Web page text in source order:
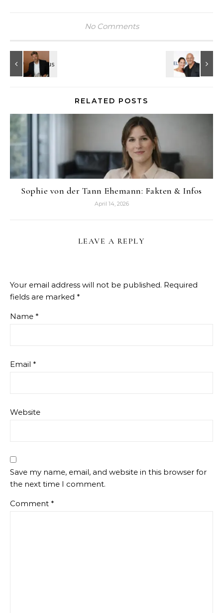
No Comments
RELATED POSTS
Sophie von der Tann Ehemann: Fakten & Infos
April 14, 2026
LEAVE A REPLY
Your email address will not be published. Required
fields are marked *
Name *
Email *
Website
Save my name, email, and website in this browser for
the next time I comment.
Comment *